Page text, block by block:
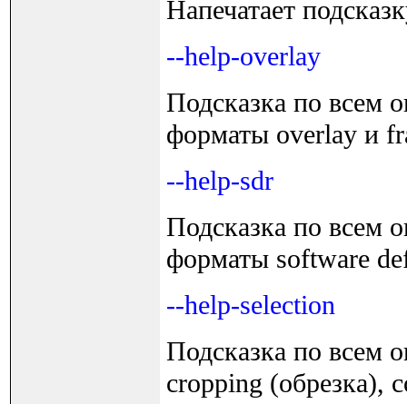
Напечатает
--help-overlay
Подсказка по всем
форматы overlay и
--help-sdr
Подсказка по всем
форматы software
--help-selection
Подсказка по всем
cropping (обрезка),